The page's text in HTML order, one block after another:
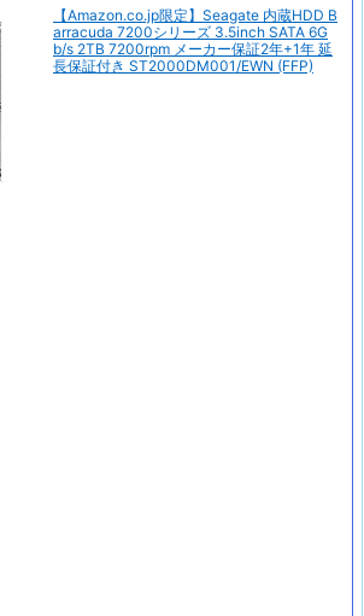
【Amazon.co.jp限定】Seagate 内蔵HDD B
arracuda 7200シリーズ 3.5inch SATA 6G
b/s 2TB 7200rpm メーカー保証2年+1年 延
長保証付き ST2000DM001/EWN (FFP)